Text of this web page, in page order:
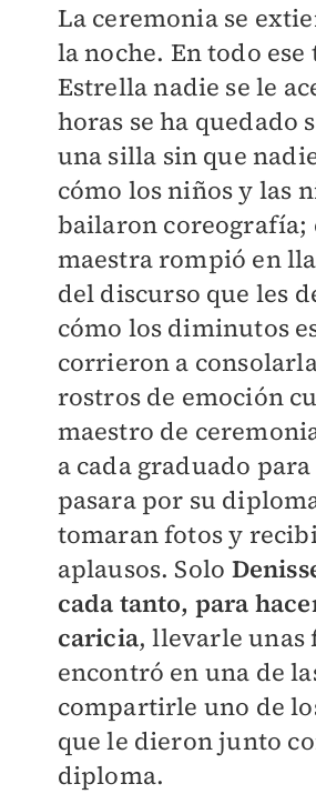
La ceremonia se
la noche. En todo
Estrella nadie se le
horas se ha quedado
una silla sin que
cómo los niños y las
bailaron coreografía;
maestra rompió en
del discurso que les
cómo los diminutos
corrieron a
rostros de emoción
maestro de
a cada graduado
pasara por su
tomaran fotos y
aplausos. Solo
cada tanto, para
caricia, llevarle unas
encontró en una de
compartirle uno de
que le dieron junto
diploma.